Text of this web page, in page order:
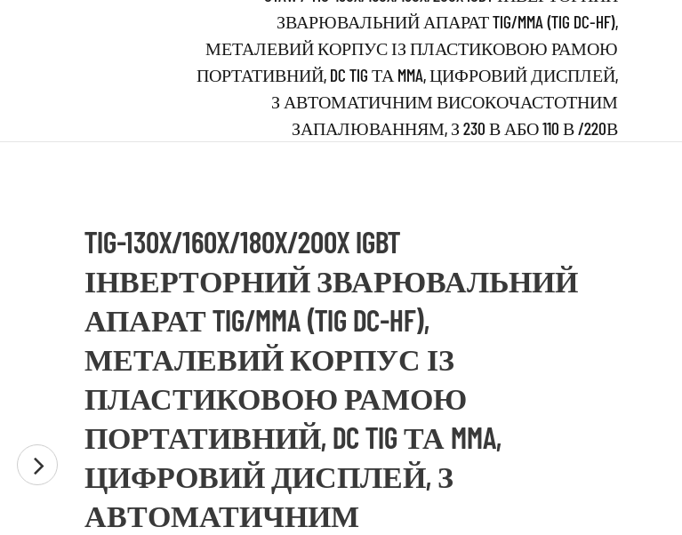
ЗВАРЮВАЛЬНИЙ АПАРАТ TIG/MMA (TIG DC-HF),
МЕТАЛЕВИЙ КОРПУС ІЗ ПЛАСТИКОВОЮ РАМОЮ
ПОРТАТИВНИЙ, DC TIG ТА MMA, ЦИФРОВИЙ ДИСПЛЕЙ,
З АВТОМАТИЧНИМ ВИСОКОЧАСТОТНИМ
ЗАПАЛЮВАННЯМ, З 230 В АБО 110 В /220В
TIG-130X/160X/180X/200X IGBT
ІНВЕРТОРНИЙ ЗВАРЮВАЛЬНИЙ
АПАРАТ TIG/MMA (TIG DC-HF),
МЕТАЛЕВИЙ КОРПУС ІЗ
ПЛАСТИКОВОЮ РАМОЮ
ПОРТАТИВНИЙ, DC TIG ТА MMA,
ЦИФРОВИЙ ДИСПЛЕЙ, З
АВТОМАТИЧНИМ